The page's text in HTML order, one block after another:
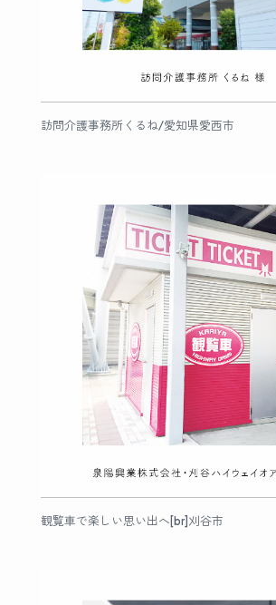
訪問介護事務所くるね/愛知県愛西市
観覧車で楽しい思い出へ[br]刈谷市